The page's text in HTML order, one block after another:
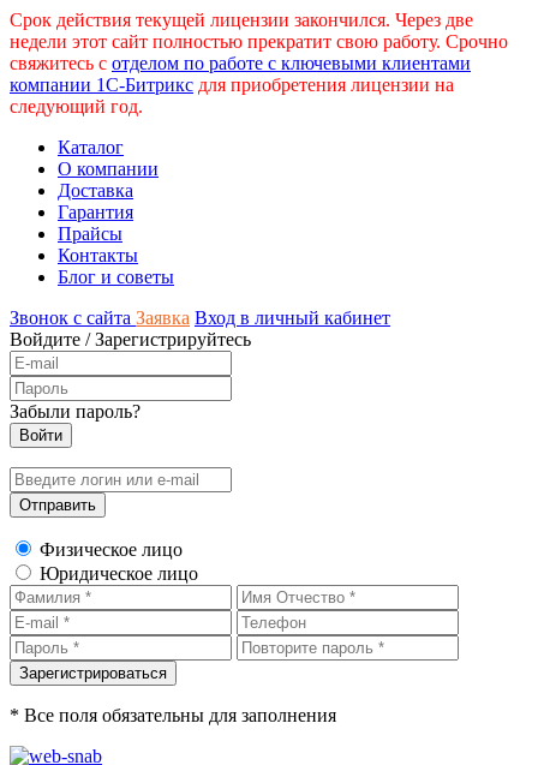
Срок действия текущей лицензии закончился. Через две
недели этот сайт полностью прекратит свою работу. Срочно
свяжитесь с отделом по работе с ключевыми клиентами
компании 1С-Битрикс для приобретения лицензии на
следующий год.
Каталог
О компании
Доставка
Гарантия
Прайсы
Контакты
Блог и советы
Звонок с сайта Заявка Вход в личный кабинет
Войдите /Зарегистрируйтесь
Забыли пароль?
Физическое лицо
Юридическое лицо
* Все поля обязательны для заполнения